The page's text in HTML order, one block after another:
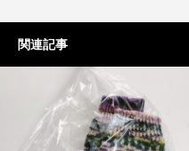
関連記事